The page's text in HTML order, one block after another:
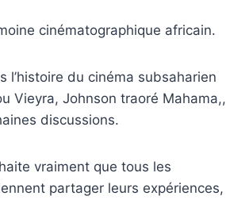
cinématographique africain.
l’histoire du cinéma subsaharien
Vieyra, Johnson traoré Mahama,,
discussions.
vraiment que tous les
partager leurs expériences,